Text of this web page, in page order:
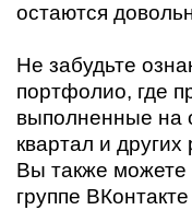
остаются
Не забудьте
портфолио, где
выполненные на
квартал и
Вы также
группе